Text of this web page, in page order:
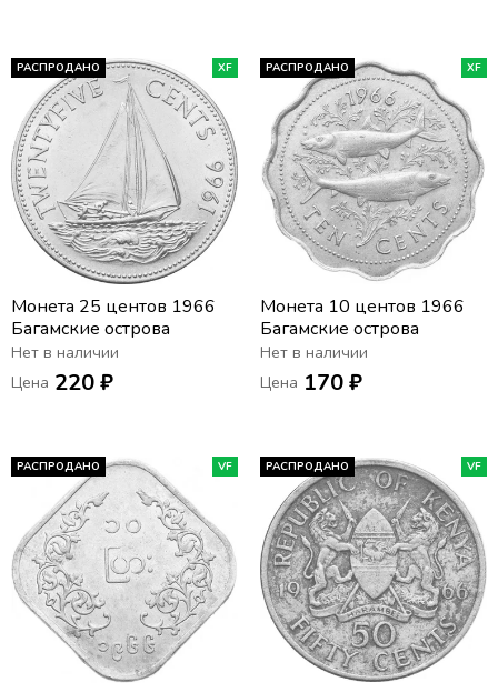
РАСПРОДАНО XF
Монета 25 центов 1966
Багамские острова
Нет в наличии
Цена 220 ₽
РАСПРОДАНО XF
Монета 10 центов 1966
Багамские острова
Нет в наличии
Цена 170 ₽
РАСПРОДАНО VF РАСПРОДАНО VF